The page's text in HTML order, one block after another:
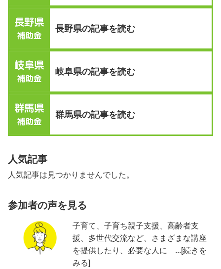
長野県の記事を読む
岐阜県の記事を読む
群馬県の記事を読む
人気記事
人気記事は見つかりませんでした。
参加者の声を見る
子育て、子育ち親子支援、高齢者支
援、多世代交流など、さまざまな講座
を提供したり、必要な人に ...[続きを
みる]